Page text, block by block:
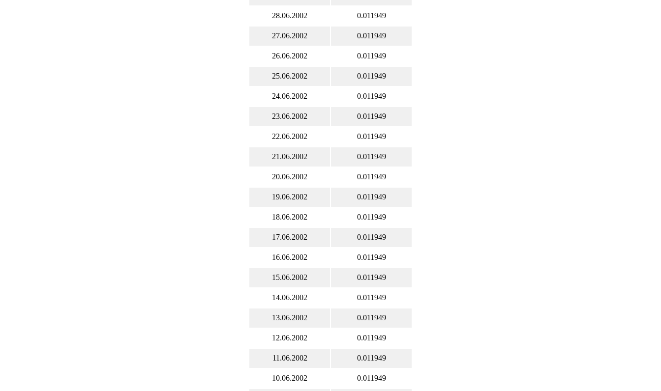
28.06.2002 0.011949
27.06.2002 0.011949
26.06.2002 0.011949
25.06.2002 0.011949
24.06.2002 0.011949
23.06.2002 0.011949
22.06.2002 0.011949
21.06.2002 0.011949
20.06.2002 0.011949
19.06.2002 0.011949
18.06.2002 0.011949
17.06.2002 0.011949
16.06.2002 0.011949
15.06.2002 0.011949
14.06.2002 0.011949
13.06.2002 0.011949
12.06.2002 0.011949
11.06.2002 0.011949
10.06.2002 0.011949